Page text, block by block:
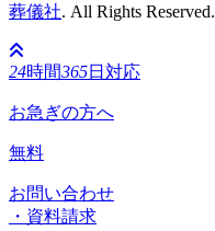
葬儀社. All Rights Reserved.
24時間365日対応
お急ぎの方へ
無料
お問い合わせ
・資料請求